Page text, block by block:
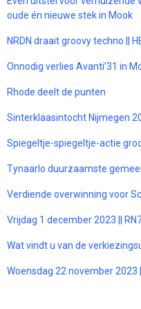
oude én nieuwe stek in Mook
NRDN draait groovy techno ||
Onnodig verlies Avanti’31 in
Rhode deelt de punten
Sinterklaasintocht Nijmegen
Spiegeltje-spiegeltje-actie
Tynaarlo duurzaamste
Verdiende overwinning voor
Vrijdag 1 december 2023 || RN7
Wat vindt u van de
Woensdag 22 november 2023 ||